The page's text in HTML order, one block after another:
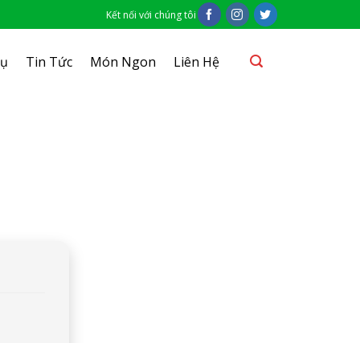
Kết nối với chúng tôi
Tin Tức Món Ngon Liên Hệ